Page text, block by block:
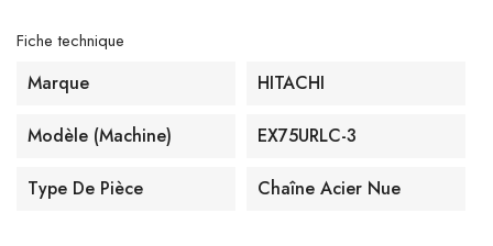
Fiche technique
Marque HITACHI
Modèle (machine) EX75URLC-3
Type De Pièce Chaîne Acier Nue